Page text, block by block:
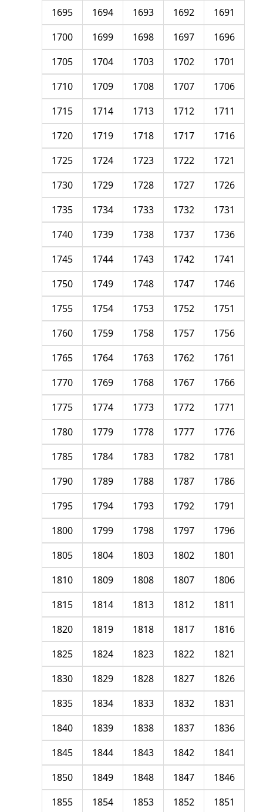
1691
1692
1693
1694
1695
1696
1697
1698
1699
1700
1701
1702
1703
1704
1705
1706
1707
1708
1709
1710
1711
1712
1713
1714
1715
1716
1717
1718
1719
1720
1721
1722
1723
1724
1725
1726
1727
1728
1729
1730
1731
1732
1733
1734
1735
1736
1737
1738
1739
1740
1741
1742
1743
1744
1745
1746
1747
1748
1749
1750
1751
1752
1753
1754
1755
1756
1757
1758
1759
1760
1761
1762
1763
1764
1765
1766
1767
1768
1769
1770
1771
1772
1773
1774
1775
1776
1777
1778
1779
1780
1781
1782
1783
1784
1785
1786
1787
1788
1789
1790
1791
1792
1793
1794
1795
1796
1797
1798
1799
1800
1801
1802
1803
1804
1805
1806
1807
1808
1809
1810
1811
1812
1813
1814
1815
1816
1817
1818
1819
1820
1821
1822
1823
1824
1825
1826
1827
1828
1829
1830
1831
1832
1833
1834
1835
1836
1837
1838
1839
1840
1841
1842
1843
1844
1845
1846
1847
1848
1849
1850
1851
1852
1853
1854
1855